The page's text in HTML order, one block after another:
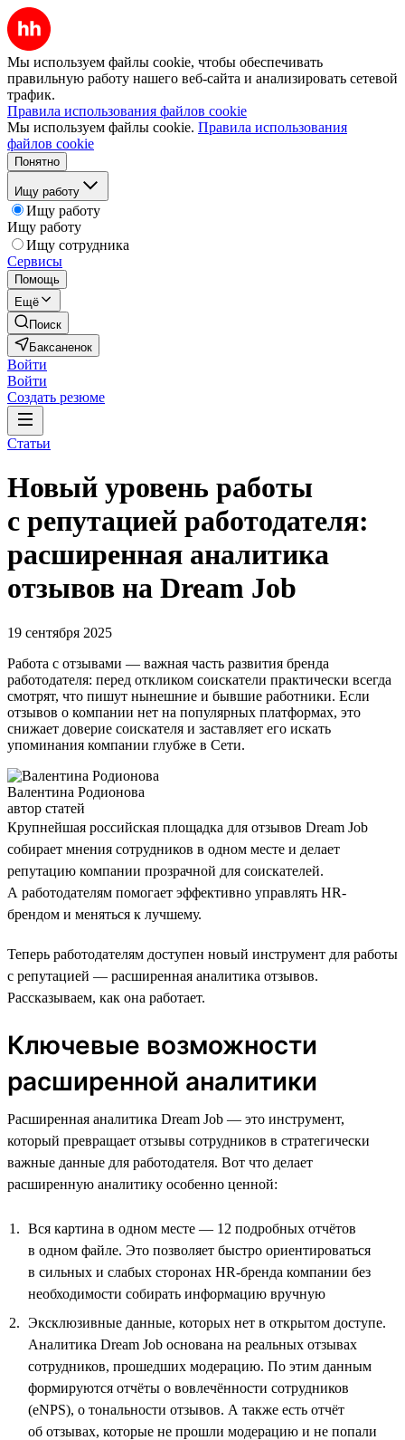
Мы используем файлы cookie, чтобы обеспечивать
правильную работу нашего веб-сайта и анализировать сетевой
трафик.
Правила использования файлов cookie
Мы используем файлы cookie. Правила использования
файлов cookie
Понятно
Ищу работу
Ищу работу
Ищу работу
Ищу сотрудника
Сервисы
Помощь
Ещё
Поиск
Баксаненок
Войти
Войти
Создать резюме
Статьи
Новый уровень работы
с репутацией работодателя:
расширенная аналитика
отзывов на Dream Job
19 сентября 2025
Работа с отзывами — важная часть развития бренда
работодателя: перед откликом соискатели практически всегда
смотрят, что пишут нынешние и бывшие работники. Если
отзывов о компании нет на популярных платформах, это
снижает доверие соискателя и заставляет его искать
упоминания компании глубже в Cети.
Валентина Родионова
автор статей
Крупнейшая российская площадка для отзывов Dream Job
собирает мнения сотрудников в одном месте и делает
репутацию компании прозрачной для соискателей.
А работодателям помогает эффективно управлять HR-
брендом и меняться к лучшему.
Теперь работодателям доступен новый инструмент для работы
с репутацией — расширенная аналитика отзывов.
Рассказываем, как она работает.
Ключевые возможности
расширенной аналитики
Расширенная аналитика Dream Job — это инструмент,
который превращает отзывы сотрудников в стратегически
важные данные для работодателя. Вот что делает
расширенную аналитику особенно ценной:
Вся картина в одном месте — 12 подробных отчётов
в одном файле. Это позволяет быстро ориентироваться
в сильных и слабых сторонах HR-бренда компании без
необходимости собирать информацию вручную
Эксклюзивные данные, которых нет в открытом доступе.
Аналитика Dream Job основана на реальных отзывах
сотрудников, прошедших модерацию. По этим данным
формируются отчёты о вовлечённости сотрудников
(eNPS), о тональности отзывов. А также есть отчёт
об отзывах, которые не прошли модерацию и не попали